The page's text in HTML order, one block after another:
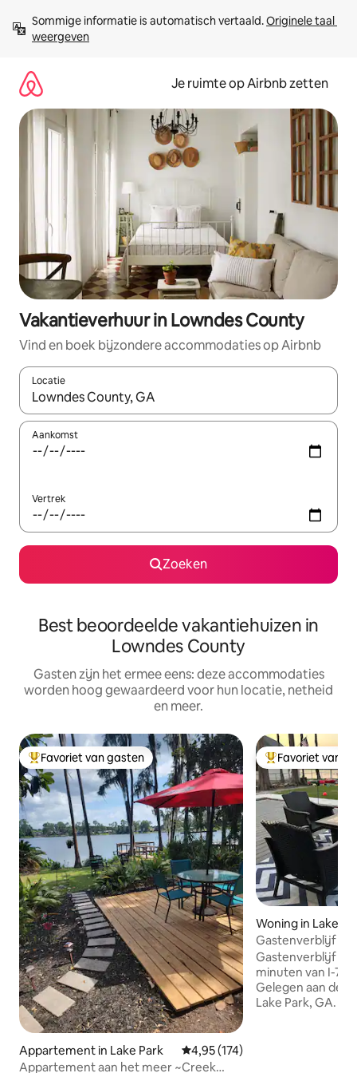
direct
naar
Sommige informatie is automatisch vertaald. Originele taal
weergeven
Je ruimte op Airbnb zetten
Vakantieverhuur in Lowndes County
Vind en boek bijzondere accommodaties op Airbnb
Locatie
Wanneer er suggesties beschikbaar zijn, maak je een keuze
Aankomst
Vertrek
Zoeken
Best beoordeelde vakantiehuizen in
Lowndes County
Gasten zijn het ermee eens: deze accommodaties
worden hoog gewaardeerd voor hun locatie, netheid
en meer.
Topfavoriet van gasten
Favoriet van gasten
Appartement in Lake Park Gemiddelde beoordeling van
4,95 (174)
Appartement aan het meer ~Creek
Topfavoriet van
Favoriet van
Woning in Lake
Gastenverblijf
de FL/GA-lijn
Gastenverblijf
minuten van I-75
Gelegen aan de
Lake Park, GA.